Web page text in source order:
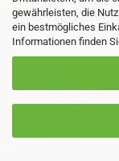
gewährleisten, die
ein bestmögliches
Informationen finden